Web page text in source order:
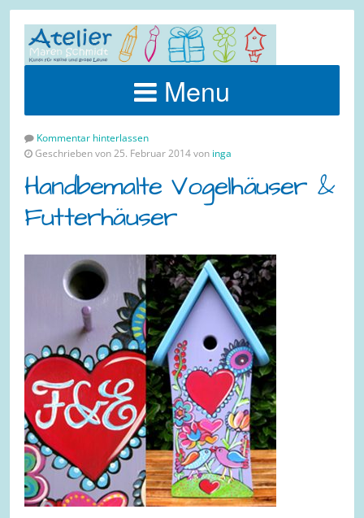
Menu
Kommentar hinterlassen
Geschrieben von 25. Februar 2014 von inga
Handbemalte Vogelhäuser &
Futterhäuser